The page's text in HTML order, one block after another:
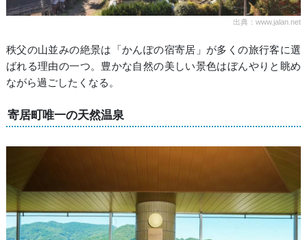
出典：www.jalan.net
秩父の山並みの絶景は「かんぽの宿寄居」が多くの旅行客に選
ばれる理由の一つ。豊かな自然の美しい景色はぼんやりと眺め
ながら過ごしたくなる。
寄居町唯一の天然温泉